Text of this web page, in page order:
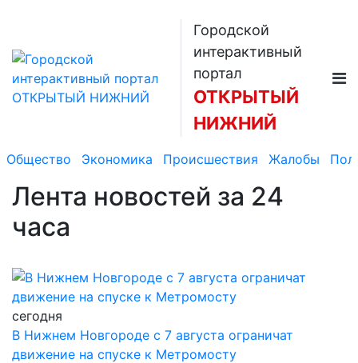
Городской
интерактивный
портал
ОТКРЫТЫЙ
НИЖНИЙ
Общество Экономика Происшествия Жалобы
Лента новостей за 24
часа
сегодня
В Нижнем Новгороде с 7 августа ограничат
движение на спуске к Метромосту